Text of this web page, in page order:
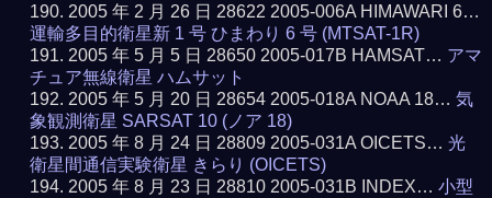
2005 年 2 月 26 日 28622 2005-006A HIMAWARI 6…
運輸多目的衛星新 1 号 ひまわり 6 号 (MTSAT-1R)
2005 年 5 月 5 日 28650 2005-017B HAMSAT… アマ
チュア無線衛星 ハムサット
2005 年 5 月 20 日 28654 2005-018A NOAA 18…気
象観測衛星 SARSAT 10 (ノア 18)
2005 年 8 月 24 日 28809 2005-031A OICETS…光
衛星間通信実験衛星 きらり (OICETS)
2005 年 8 月 23 日 28810 2005-031B INDEX…小型